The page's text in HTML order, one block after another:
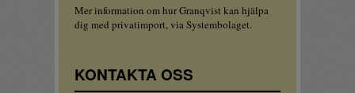
Mer information om hur Granqvist kan hjälpa
dig med privatimport, via Systembolaget.
KONTAKTA OSS